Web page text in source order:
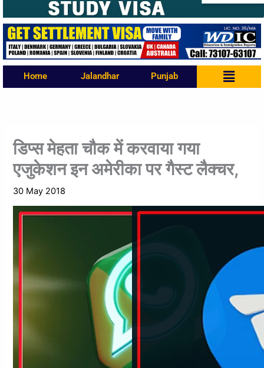
Home Jalandhar Punjab Menu
डिप्स मेहता चौक में करवाया गया
एजुकेशन इन अमेरीका पर गैस्ट लैक्चर,
30 May 2018